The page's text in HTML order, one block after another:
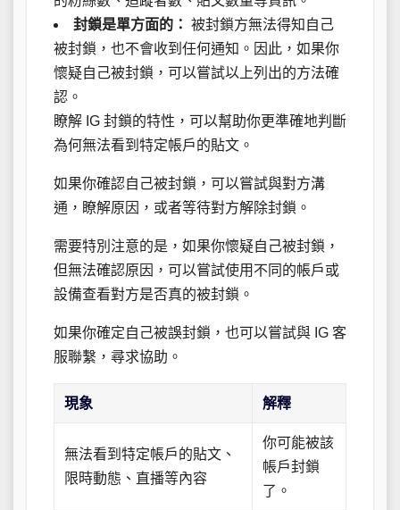
封鎖是單方面的： 被封鎖方無法得知自己
被封鎖，也不會收到任何通知。因此，如果你
懷疑自己被封鎖，可以嘗試以上列出的方法確
認。
瞭解 IG 封鎖的特性，可以幫助你更準確地判斷
為何無法看到特定帳戶的貼文。
如果你確認自己被封鎖，可以嘗試與對方溝
通，瞭解原因，或者等待對方解除封鎖。
需要特別注意的是，如果你懷疑自己被封鎖，
但無法確認原因，可以嘗試使用不同的帳戶或
設備查看對方是否真的被封鎖。
如果你確定自己被誤封鎖，也可以嘗試與 IG 客
服聯繫，尋求協助。
現象 解釋
無法看到特定帳戶的貼文、
限時動態、直播等內容
你可能被該
帳戶封鎖
了。